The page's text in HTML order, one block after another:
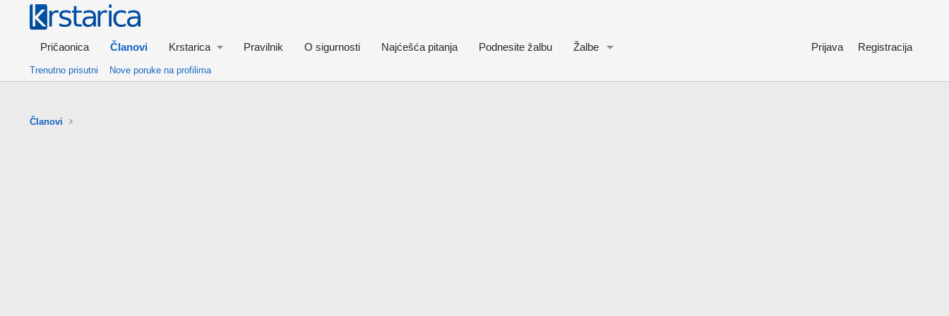
Pričaonica Članovi Krstarica Pravilnik O sigurnosti Najćešća pitanja Podnesite žalbu Žalbe Prijava Registracija
Trenutno prisutni Nove poruke na profilima
Članovi